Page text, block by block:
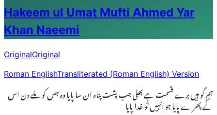
Hakeem ul Umat Mufti Ahmed Yar
Khan Naeemi
OriginalOriginal
Roman EnglishTransliterated (Roman English) Version
ہم گو ہیں برے قسمت ہے بھلی جب پشت پناہ ان سا پایا وہ جس کو ملے دن اس
کے پھر ے پایا جو انہیں تو خدا پایا